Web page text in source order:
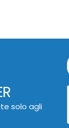
solo agli